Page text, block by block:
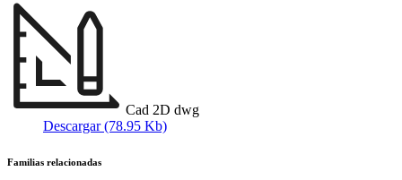
Cad 2D dwg
Descargar (78.95 Kb)
Familias relacionadas